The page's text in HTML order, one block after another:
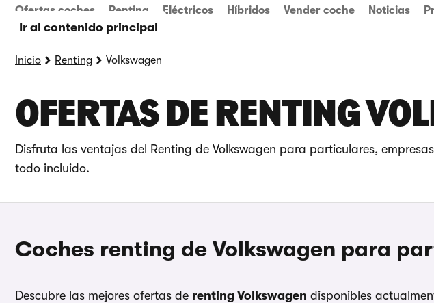
Ir al contenido principal
Ofertas coches Renting Eléctricos Híbridos Vender coche Noticias
Inicio Renting Volkswagen
OFERTAS DE RENTING
Disfruta las ventajas del Renting de Volkswagen para particulares,
todo incluido.
Coches renting de Volkswagen para
Descubre las mejores ofertas de renting Volkswagen disponibles